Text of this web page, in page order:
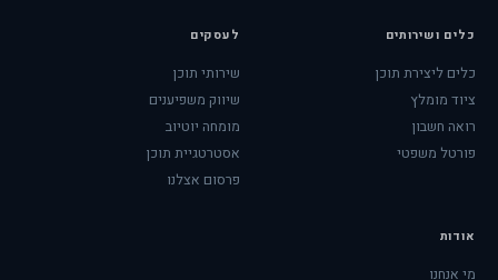
כלים ושירותים
כלים ליצירת תוכן
ציוד מומלץ
רואה חשבון
פורטל משפטי
לעסקים
שירותי תוכן
שיווק משפיענים
מומחה יוטיוב
אסטרטגיית תוכן
פרסום אצלנו
אודות
מי אנחנו